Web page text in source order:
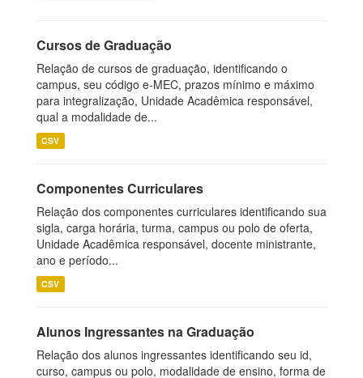
Cursos de Graduação
Relação de cursos de graduação, identificando o
campus, seu código e-MEC, prazos mínimo e máximo
para integralização, Unidade Acadêmica responsável,
qual a modalidade de...
CSV
Componentes Curriculares
Relação dos componentes curriculares identificando sua
sigla, carga horária, turma, campus ou polo de oferta,
Unidade Acadêmica responsável, docente ministrante,
ano e período...
CSV
Alunos Ingressantes na Graduação
Relação dos alunos ingressantes identificando seu id,
curso, campus ou polo, modalidade de ensino, forma de